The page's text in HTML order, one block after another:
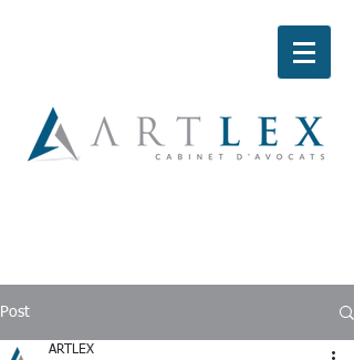
Post
ARTLEX